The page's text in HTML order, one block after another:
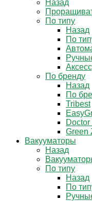
Назад
По типу
Назад
По
По бренду
Назад
По
Tribest
Doctor
Green
Вакууматоры
Назад
По типу
Назад
По